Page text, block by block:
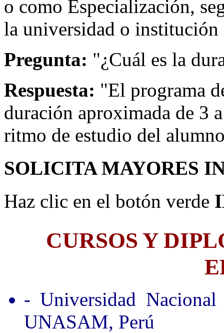
o como Especialización,
la universidad o institución
Pregunta: "¿Cuál es la
Respuesta: "El programa
duración aproximada de 3
ritmo de estudio del
SOLICITA MAYORES
Haz clic en el botón verde
CURSOS Y
- Universidad
UNASAM, Perú